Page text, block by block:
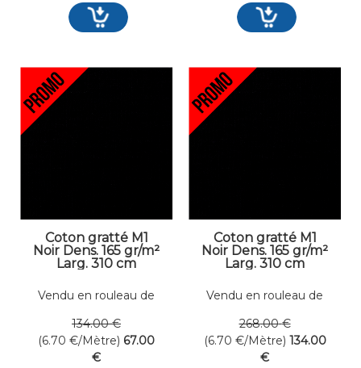
Coton gratté M1
Noir Dens. 165 gr/m²
Larg. 310 cm
Vendu en rouleau de
134.00 €
(6.70 €/Mètre) 67.00
€
Coton gratté M1
Noir Dens. 165 gr/m²
Larg. 310 cm
Vendu en rouleau de
268.00 €
(6.70 €/Mètre) 134.00
€